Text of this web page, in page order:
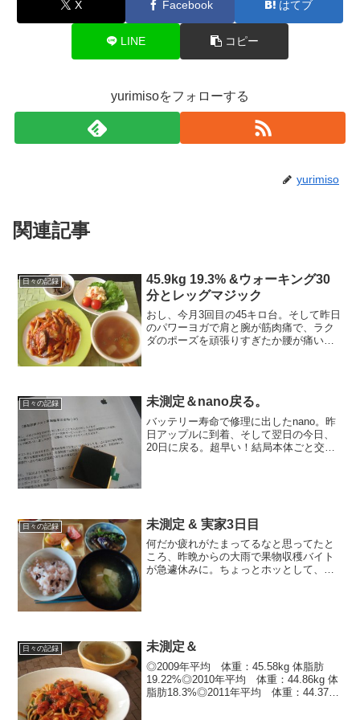
X Facebook はてブ
LINE コピー
yurimisoをフォローする
yurimiso
関連記事
日々の記録
45.9kg 19.3% &ウォーキング30
分とレッグマジック
おし、今月3回目の45キロ台。そして昨日
のパワーヨガで肩と腕が筋肉痛で、ラク
ダのポーズを頑張りすぎたか腰が痛い。
キロ台 18%...
日々の記録 未測定＆nano戻る。
バッテリー寿命で修理に出したnano。昨
日アップルに到着、そして翌日の今日、
20日に戻る。超早い！結局本体ごと交換
日々の記録 未測定 & 実家3日目
何だか疲れがたまってるなと思ってたと
ころ、昨晩からの大雨で果物収穫バイト
が急遽休みに。ちょっとホッとして、午
日々の記録 未測定＆
◎2009年平均 体重：45.58kg 体脂肪
19.22%◎2010年平均 体重：44.86kg 体
脂肪18.3%◎2011年平均 体重：44.37kg